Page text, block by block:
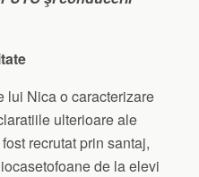
lui Nica o caracterizare
ulterioare ale
recrutat prin santaj,
de la elevi